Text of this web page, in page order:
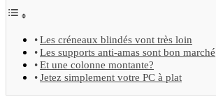
Les créneaux blindés vont très loin
Les supports anti-amas sont bon marché
Et une colonne montante?
Jetez simplement votre PC à plat